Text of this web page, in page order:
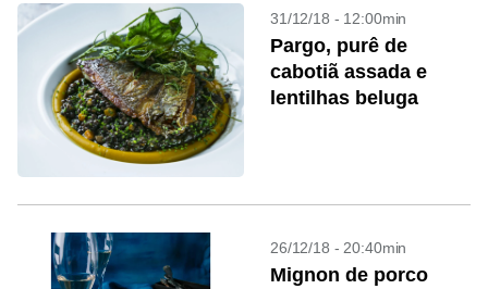
31/12/18 - 12:00min
Pargo, purê de
cabotiã assada e
lentilhas beluga
26/12/18 - 20:40min
Mignon de porco